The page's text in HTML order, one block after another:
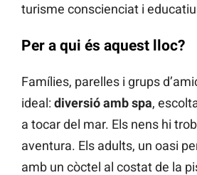
turisme conscienciat i
Per a qui és aquest lloc?
Famílies, parelles i grups
ideal: diversió amb spa,
a tocar del mar. Els nens hi
aventura. Els adults, un oasi
amb un còctel al costat de la